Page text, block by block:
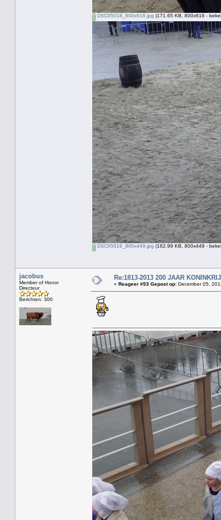
DSC05018_800x616.jpg (171.65 KB, 800x616 -
DSC05019_800x449.jpg (162.99 KB, 800x449 -
jacobus
Member of Honor
Directeur
Berichten: 300
Re:1813-2013 200 JAAR
« Reageer #53 Gepost op: December 05,